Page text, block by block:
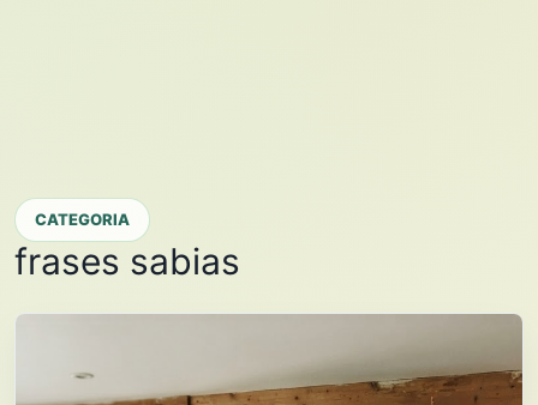
CATEGORIA
frases sabias